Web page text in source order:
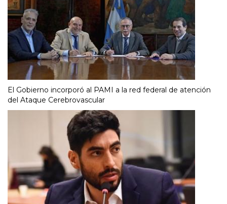
El Gobierno incorporó al PAMI a la red federal de atención
del Ataque Cerebrovascular